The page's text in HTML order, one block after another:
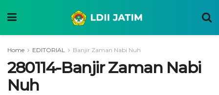
Home EDITORIAL Banjir Zaman Nabi Nuh
280114-Banjir Zaman Nabi
Nuh